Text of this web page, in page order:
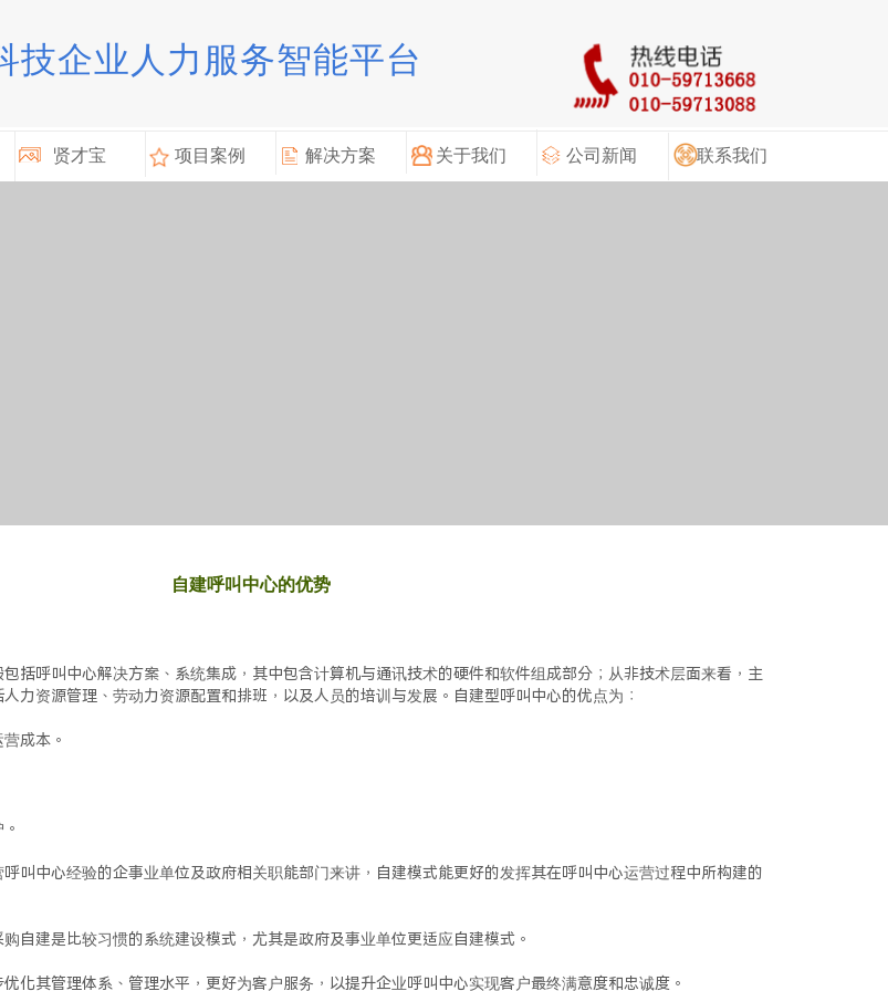
技企业人力服务智能平台
贤才宝 项目案例 解决方案 关于我们 公司新闻 联系我们
自建呼叫中心的优势
括呼叫中心解决方案、系统集成，其中包含计算机与通讯技术的硬件和软件组成部分；从非技术层面来看，主
力资源管理、劳动力资源配置和排班，以及人员的培训与发展。自建型呼叫中心的优点为：
成本。
叫中心经验的企事业单位及政府相关职能部门来讲，自建模式能更好的发挥其在呼叫中心运营过程中所构建的
自建是比较习惯的系统建设模式，尤其是政府及事业单位更适应自建模式。
化其管理体系、管理水平，更好为客户服务，以提升企业呼叫中心实现客户最终满意度和忠诚度。